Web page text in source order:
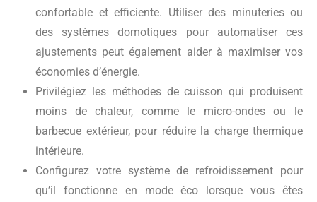
confortable et efficiente. Utiliser des minuteries ou
des systèmes domotiques pour automatiser ces
ajustements peut également aider à maximiser vos
économies d’énergie.
Privilégiez les méthodes de cuisson qui produisent
moins de chaleur, comme le micro-ondes ou le
barbecue extérieur, pour réduire la charge thermique
intérieure.
Configurez votre système de refroidissement pour
qu’il fonctionne en mode éco lorsque vous êtes